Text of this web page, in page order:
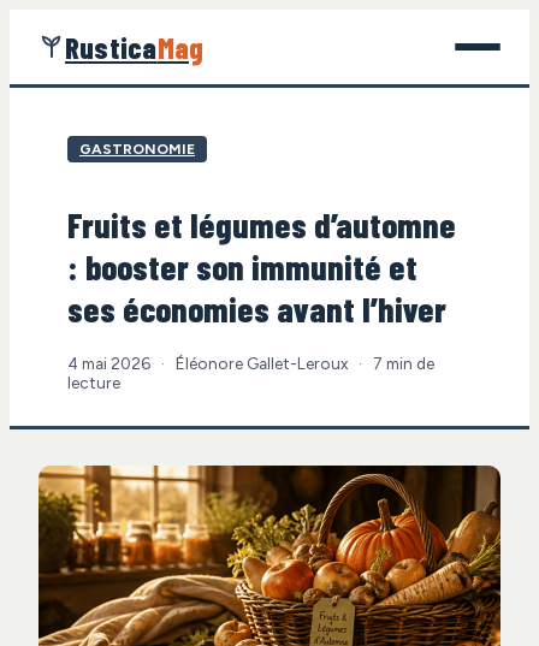
RusticaMag
Jardinage
Maison
GASTRONOMIE
Fruits et légumes d’automne
: booster son immunité et
ses économies avant l’hiver
4 mai 2026 · Éléonore Gallet-Leroux ·
7 min de
lecture